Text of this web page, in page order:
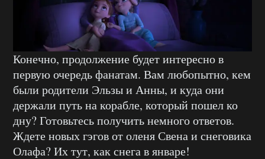
Конечно, продолжение будет интересно в
первую очередь фанатам. Вам любопытно, кем
были родители Эльзы и Анны, и куда они
держали путь на корабле, который пошел ко
дну? Готовьтесь получить немного ответов.
Ждете новых гэгов от оленя Свена и снеговика
Олафа? Их тут, как снега в январе!